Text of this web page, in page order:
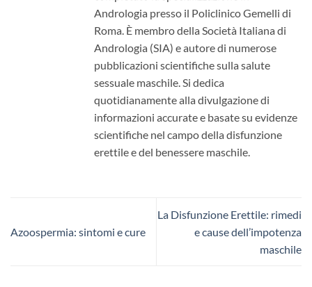
Andrologia presso il Policlinico Gemelli di
Roma. È membro della Società Italiana di
Andrologia (SIA) e autore di numerose
pubblicazioni scientifiche sulla salute
sessuale maschile. Si dedica
quotidianamente alla divulgazione di
informazioni accurate e basate su evidenze
scientifiche nel campo della disfunzione
erettile e del benessere maschile.
Azoospermia: sintomi e cure
La Disfunzione Erettile: rimedi
e cause dell’impotenza
maschile